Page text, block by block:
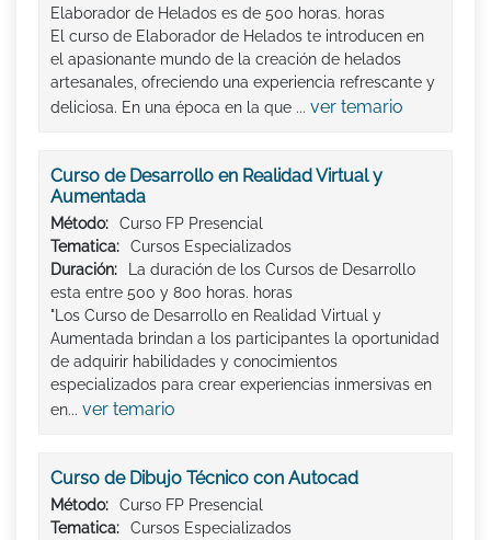
Elaborador de Helados es de 500 horas. horas
El curso de Elaborador de Helados te introducen en
el apasionante mundo de la creación de helados
artesanales, ofreciendo una experiencia refrescante y
deliciosa. En una época en la que ... ver temario
Curso de Desarrollo en Realidad Virtual y
Aumentada
Método:
Curso FP Presencial
Tematica:
Cursos Especializados
Duración:
La duración de los Cursos de Desarrollo
esta entre 500 y 800 horas. horas
"Los Curso de Desarrollo en Realidad Virtual y
Aumentada brindan a los participantes la oportunidad
de adquirir habilidades y conocimientos
especializados para crear experiencias inmersivas en
en... ver temario
Curso de Dibujo Técnico con Autocad
Método:
Curso FP Presencial
Tematica:
Cursos Especializados